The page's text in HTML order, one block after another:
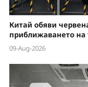
Китай обяви
приближаването
09-Aug-2026